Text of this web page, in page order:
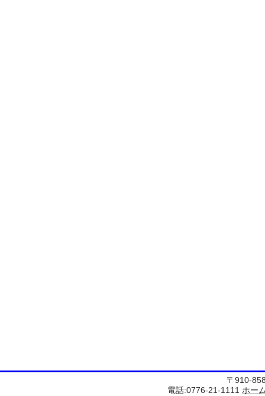
〒910-
電話:0776-21-1111 ホー